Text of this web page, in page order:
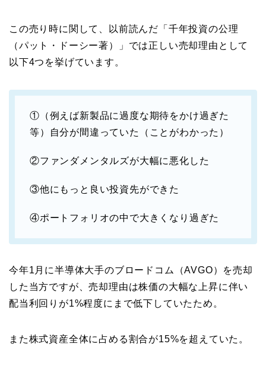
この売り時に関して、以前読んだ「千年投資の公理
（パット・ドーシー著）」では正しい売却理由として
以下4つを挙げています。
①（例えば新製品に過度な期待をかけ過ぎた
等）自分が間違っていた（ことがわかった）
②ファンダメンタルズが大幅に悪化した
③他にもっと良い投資先ができた
④ポートフォリオの中で大きくなり過ぎた
今年1月に半導体大手のブロードコム（AVGO）を売却
した当方ですが、売却理由は株価の大幅な上昇に伴い
配当利回りが1%程度にまで低下していたため。
また株式資産全体に占める割合が15%を超えていた。